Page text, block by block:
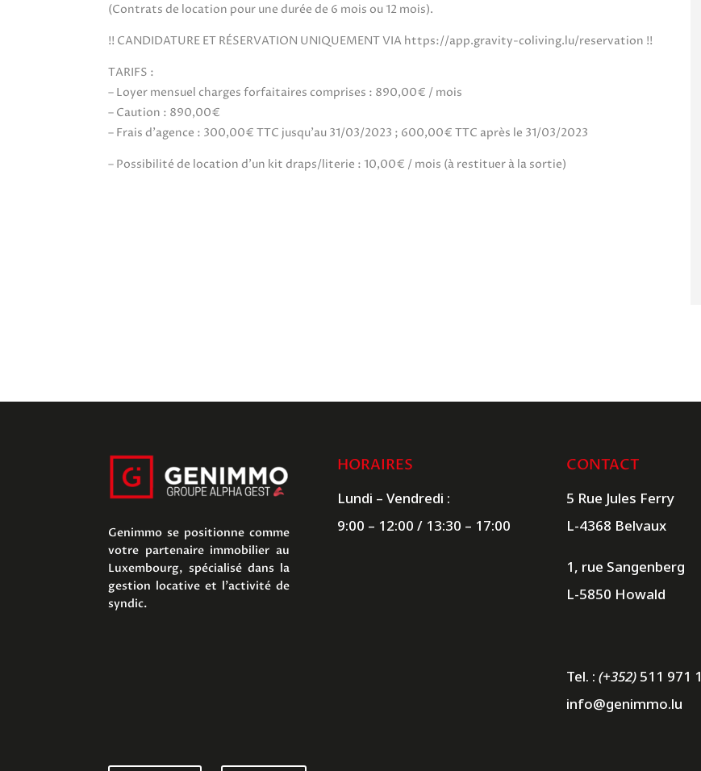
(Contrats de location pour une durée de 6 mois ou 12 mois).
!! CANDIDATURE ET RÉSERVATION UNIQUEMENT VIA https://app.gravity-coliving.lu/reservation !!
TARIFS :
– Loyer mensuel charges forfaitaires comprises : 890,00€ / mois
– Caution : 890,00€
– Frais d’agence : 300,00€ TTC jusqu’au 31/03/2023 ; 600,00€ TTC après le 31/03/2023
– Possibilité de location d’un kit draps/literie : 10,00€ / mois (à restituer à la sortie)
Genimmo se positionne comme
votre partenaire immobilier au
Luxembourg, spécialisé dans la
gestion locative et l’activité de
syndic.
HORAIRES
Lundi – Vendredi :
9:00 – 12:00 / 13:30 – 17:00
CONTACT
5 Rue Jules Ferry
L-4368 Belvaux
1, rue Sangenberg
L-5850 Howald
Tel. : (+352)511 971 1
info@genimmo.lu